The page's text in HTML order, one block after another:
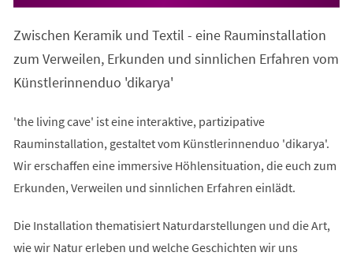
Zwischen Keramik und Textil - eine Rauminstallation
zum Verweilen, Erkunden und sinnlichen Erfahren vom
Künstlerinnenduo 'dikarya'
'the living cave' ist eine interaktive, partizipative
Rauminstallation, gestaltet vom Künstlerinnenduo 'dikarya'.
Wir erschaffen eine immersive Höhlensituation, die euch zum
Erkunden, Verweilen und sinnlichen Erfahren einlädt.
Die Installation thematisiert Naturdarstellungen und die Art,
wie wir Natur erleben und welche Geschichten wir uns